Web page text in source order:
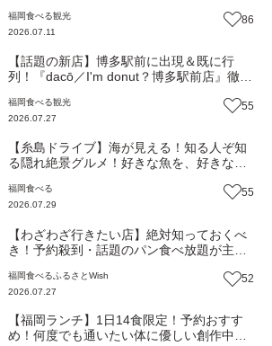
Beach Cafe』（福岡・糸島市）【まち歩
き】
福岡食べる観光
2026.07.11
86
【話題の新店】博多駅前に出現＆既に行
列！『dacō／I'm donut？博多駅前店』徹底
しみ方＆イチオシメニューも紹介！（福岡
市博多区）【まち歩き】
福岡食べる観光
2026.07.27
55
【糸島ドライブ】海が見える！知る人ぞ知
る隠れ絶景グルメ！好きな魚を、好きなだ
堂』（福岡市西区）【まち歩き】
福岡食べる
2026.07.29
55
【わざわざ行きたい店】絶対知っておくべ
き！予約殺到・話題のパン食べ放題が主
『bound garden』（福岡・新宮町）【まち
歩き】
福岡食べる ふるさとWish
2026.07.27
52
【福岡ランチ】1日14食限定！予約おすす
め！何度でも通いたい体に優しい創作中華